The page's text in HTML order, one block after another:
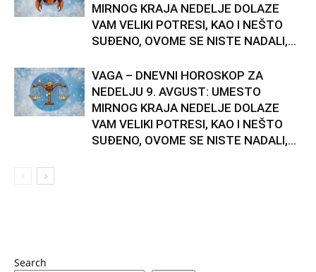
MIRNOG KRAJA NEDELJE DOLAZE
VAM VELIKI POTRESI, KAO I NEŠTO
SUĐENO, OVOME SE NISTE NADALI,...
VAGA – DNEVNI HOROSKOP ZA
NEDELJU 9. AVGUST: UMESTO
MIRNOG KRAJA NEDELJE DOLAZE
VAM VELIKI POTRESI, KAO I NEŠTO
SUĐENO, OVOME SE NISTE NADALI,...
Search